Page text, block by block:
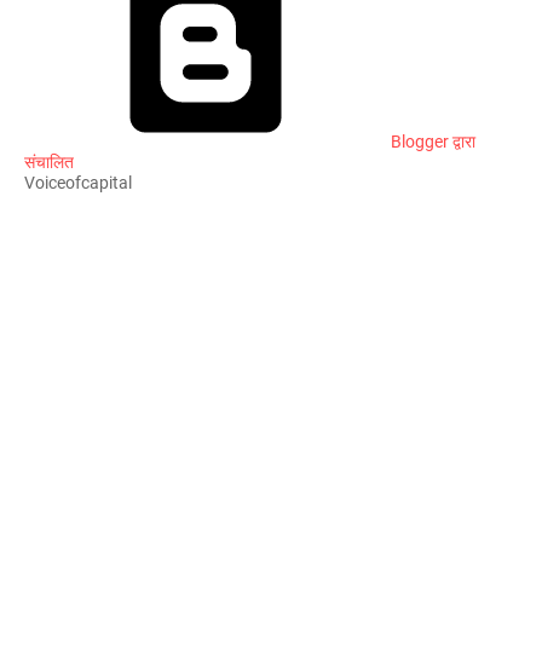
Blogger द्वारा
संचालित
Voiceofcapital